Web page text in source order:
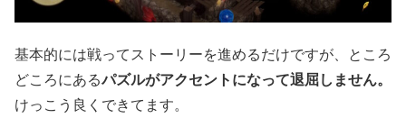
基本的には戦ってストーリーを進めるだけですが、ところ
どころにあるパズルがアクセントになって退屈しません。
けっこう良くできてます。